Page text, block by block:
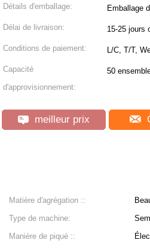
Détails d'emballage: Emballage
Délai de livraison: 15-25 jours
Conditions de paiement: L/C, T/T,
Capacité
d'approvisionnement:
50
meilleur prix
Matière d'agrégation ::
Type de machine:
Manière de piqué ::